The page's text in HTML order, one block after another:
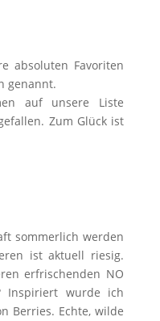
absoluten Favoriten
genannt.
auf unsere Liste
Zum Glück ist
sommerlich werden
ist aktuell riesig.
erfrischenden NO
Inspiriert wurde ich
Berries. Echte, wilde